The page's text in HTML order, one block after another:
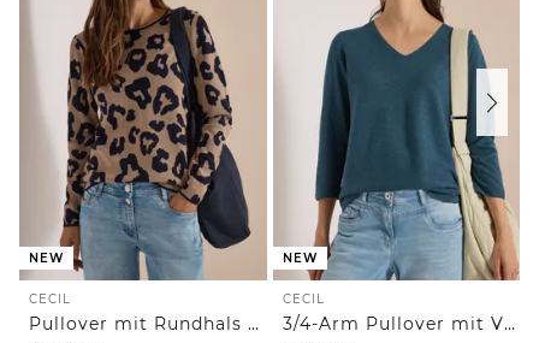
NEW
CECIL
Pullover mit Rundhals und Leo-Muster
NEW
CECIL
3/4-Arm Pullover mit V-Neck und Strukturfront